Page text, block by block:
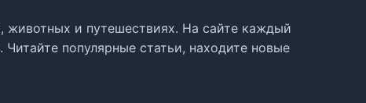
животных и путешествиях. На сайте каждый
популярные статьи, находите новые